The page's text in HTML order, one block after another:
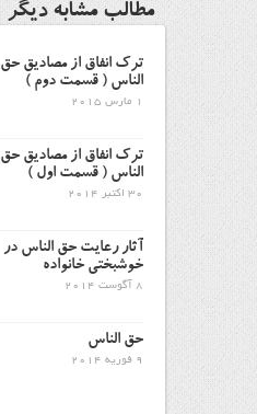
مطالب مشابه دیگر
ترک انفاق از مصادیق حق
الناس ( قسمت دوم )
1 مارس 2015
ترک انفاق از مصادیق حق
الناس ( قسمت اول )
30 اکتبر 2014
آثار رعایت حق الناس در
خوشبختی خانواده
8 آگوست 2014
حق الناس
9 فوریه 2014